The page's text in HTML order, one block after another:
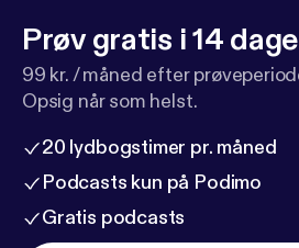
Prøv gratis i 14 dage
99 kr. / måned efter
Opsig når som helst.
20 lydbogstimer pr. måned
Podcasts kun på Podimo
Gratis podcasts